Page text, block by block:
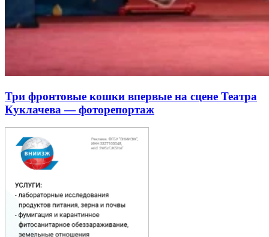
Три фронтовые кошки впервые на сцене Театра
Куклачева — фоторепортаж